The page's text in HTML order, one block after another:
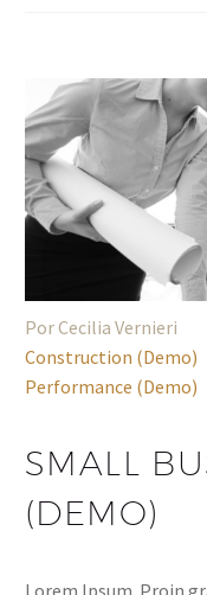
Por Cecilia Vernieri
Construction (Demo)
Performance (Demo)
SMALL
(DEMO)